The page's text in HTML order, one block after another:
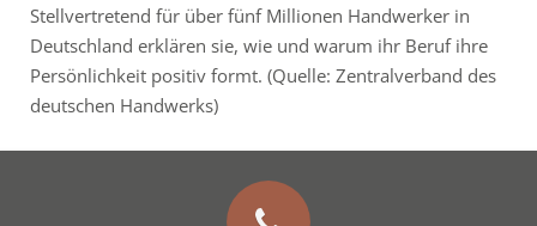
Stellvertretend für über fünf Millionen Handwerker in
Deutschland erklären sie, wie und warum ihr Beruf ihre
Persönlichkeit positiv formt. (Quelle: Zentralverband des
deutschen Handwerks)